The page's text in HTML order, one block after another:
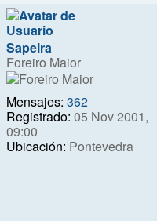
Sapeira
Foreiro Maior
Mensajes: 362
Registrado: 05 Nov 2001,
09:00
Ubicación: Pontevedra